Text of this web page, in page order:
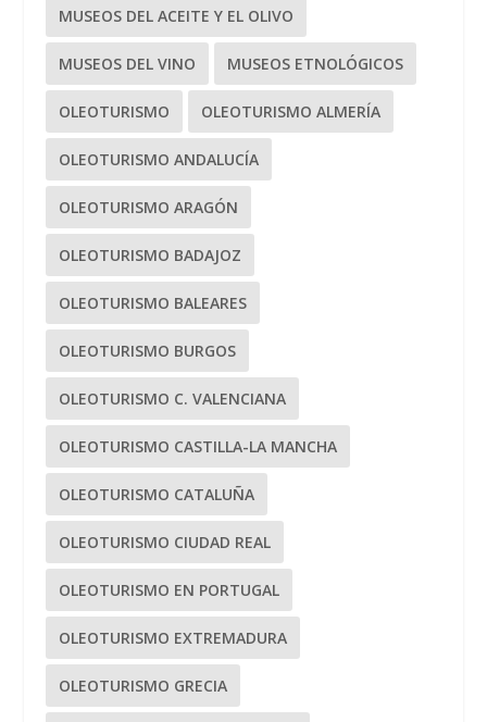
MUSEOS DEL ACEITE Y EL OLIVO
MUSEOS DEL VINO MUSEOS ETNOLÓGICOS
OLEOTURISMO OLEOTURISMO ALMERÍA
OLEOTURISMO ANDALUCÍA
OLEOTURISMO ARAGÓN
OLEOTURISMO BADAJOZ
OLEOTURISMO BALEARES
OLEOTURISMO BURGOS
OLEOTURISMO C. VALENCIANA
OLEOTURISMO CASTILLA-LA MANCHA
OLEOTURISMO CATALUÑA
OLEOTURISMO CIUDAD REAL
OLEOTURISMO EN PORTUGAL
OLEOTURISMO EXTREMADURA
OLEOTURISMO GRECIA